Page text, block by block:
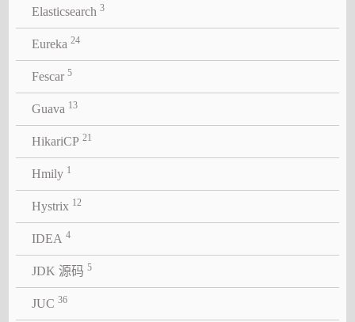
Elasticsearch 3
Eureka 24
Fescar 5
Guava 13
HikariCP 21
Hmily 1
Hystrix 12
IDEA 4
JDK 源码 5
JUC 36